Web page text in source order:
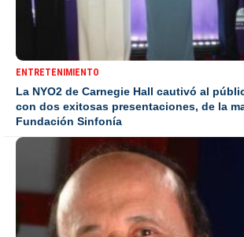
ENTRETENIMIENTO
La NYO2 de Carnegie Hall cautivó al
con dos exitosas presentaciones, de la
Fundación Sinfonía